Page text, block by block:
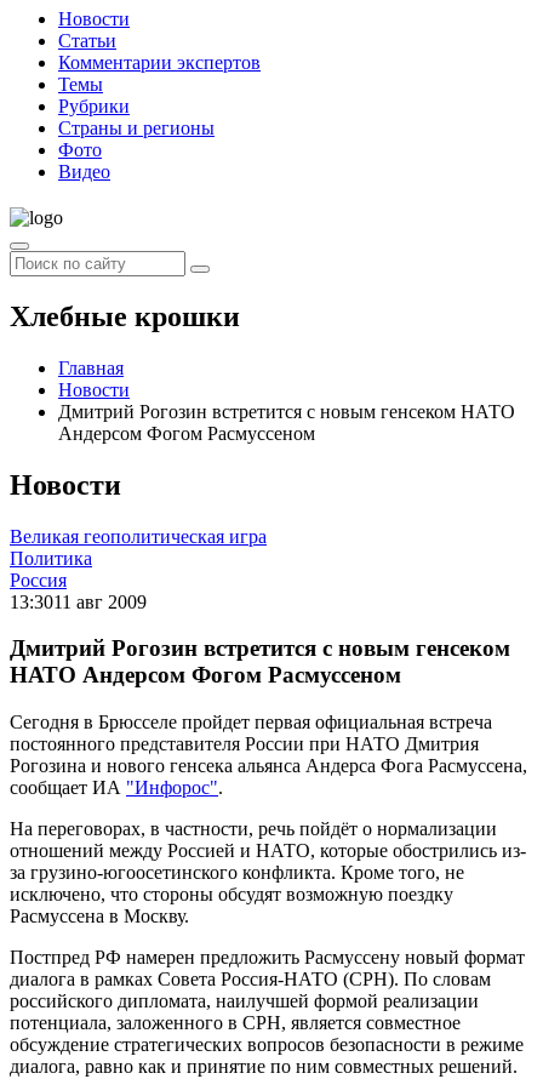
Новости
Статьи
Комментарии экспертов
Темы
Рубрики
Страны и регионы
Фото
Видео
Хлебные крошки
Главная
Новости
Дмитрий Рогозин встретится с новым генсеком НАТО
Андерсом Фогом Расмуссеном
Новости
Великая геополитическая игра
Политика
Россия
13:3011 авг 2009
Дмитрий Рогозин встретится с новым генсеком
НАТО Андерсом Фогом Расмуссеном
Сегодня в Брюсселе пройдет первая официальная встреча
постоянного представителя России при НАТО Дмитрия
Рогозина и нового генсека альянса Андерса Фога Расмуссена,
сообщает ИА "Инфорос".
На переговорах, в частности, речь пойдёт о нормализации
отношений между Россией и НАТО, которые обострились из-
за грузино-югоосетинского конфликта. Кроме того, не
исключено, что стороны обсудят возможную поездку
Расмуссена в Москву.
Постпред РФ намерен предложить Расмуссену новый формат
диалога в рамках Совета Россия-НАТО (СРН). По словам
российского дипломата, наилучшей формой реализации
потенциала, заложенного в СРН, является совместное
обсуждение стратегических вопросов безопасности в режиме
диалога, равно как и принятие по ним совместных решений.